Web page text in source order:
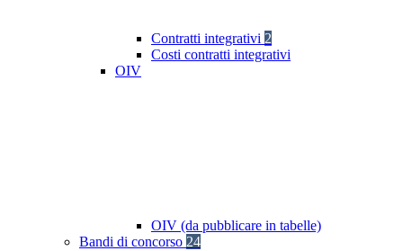
Contratti integrativi 2
Costi contratti integrativi
OIV
OIV (da pubblicare in tabelle)
Bandi di concorso 24